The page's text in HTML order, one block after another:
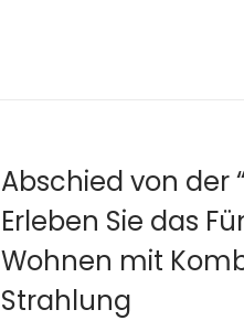
Abschied von der
Erleben Sie das
Wohnen mit
Strahlung